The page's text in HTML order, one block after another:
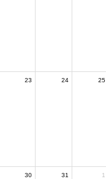
23 24 25
30 31 1